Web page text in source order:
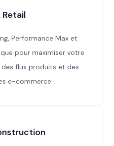
Performance Max et
pour maximiser votre
des flux produits et des
e-commerce.